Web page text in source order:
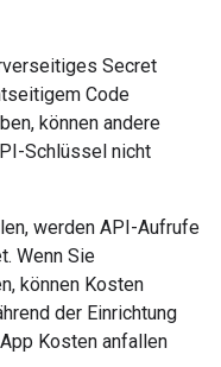
Secret
Code
können andere
Schlüssel nicht
werden API-Aufrufe
Wenn Sie
können Kosten
der Einrichtung
Kosten anfallen